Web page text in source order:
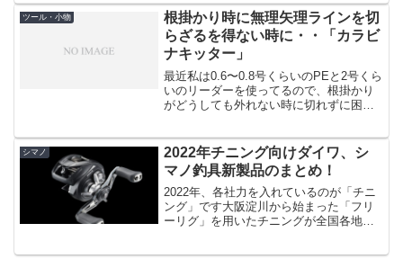
ツール・小物
根掛かり時に無理矢理ラインを切
らざるを得ない時に・・「カラビ
ナキッター」
最近私は0.6〜0.8号くらいのPEと2号くら
いのリーダーを使ってるので、根掛かり
がどうしても外れない時に切れずに困
単には切れず、無理に引っ張ったりして
も、ちょっと...
シマノ
2022年チニング向けダイワ、シ
マノ釣具新製品のまとめ！
2022年、各社力を入れているのが「チニ
ング」です大阪淀川から始まった「フリ
ーリグ」を用いたチニングが全国各地で